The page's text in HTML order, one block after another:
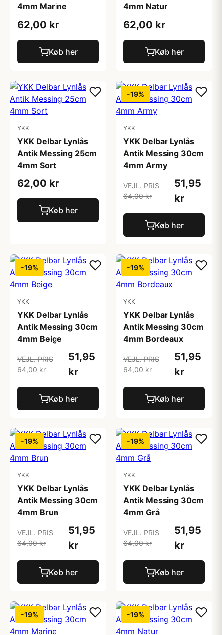
4mm Marine
62,00 kr
Køb her
4mm Natur
62,00 kr
Køb her
YKK
YKK Delbar Lynlås
Antik Messing 25cm
4mm Sort
62,00 kr
Køb her
-19%
YKK
YKK Delbar Lynlås
Antik Messing 30cm
4mm Army
VEJL. PRIS
64,00 kr
51,95
kr
Køb her
-19%
YKK
YKK Delbar Lynlås
Antik Messing 30cm
4mm Beige
VEJL. PRIS
64,00 kr
51,95
kr
Køb her
-19%
YKK
YKK Delbar Lynlås
Antik Messing 30cm
4mm Bordeaux
VEJL. PRIS
64,00 kr
51,95
kr
Køb her
-19%
YKK
YKK Delbar Lynlås
Antik Messing 30cm
4mm Brun
VEJL. PRIS
64,00 kr
51,95
kr
Køb her
-19%
YKK
YKK Delbar Lynlås
Antik Messing 30cm
4mm Grå
VEJL. PRIS
64,00 kr
51,95
kr
Køb her
-19% -19%